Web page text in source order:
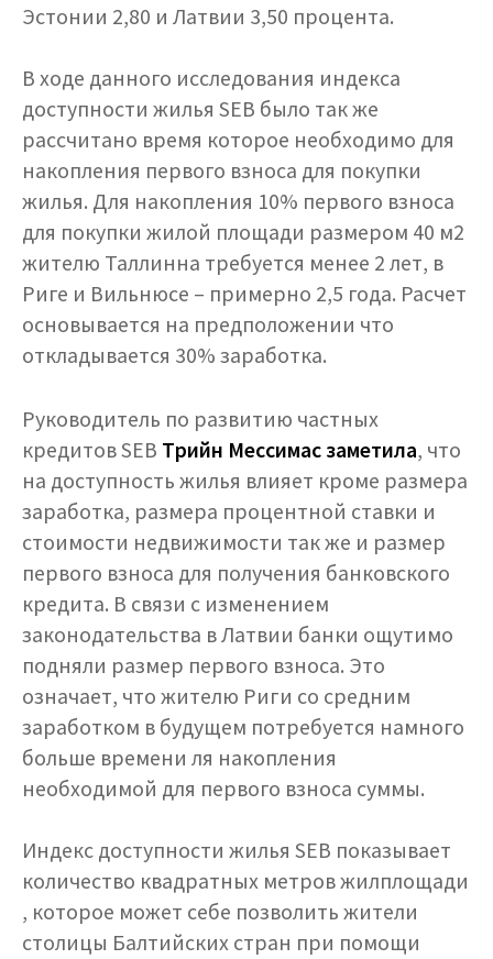
Эстонии 2,80 и Латвии 3,50 процента.
В ходе данного исследования индекса
доступности жилья SEB было так же
рассчитано время которое необходимо для
накопления первого взноса для покупки
жилья. Для накопления 10% первого взноса
для покупки жилой площади размером 40 м2
жителю Таллинна требуется менее 2 лет, в
Риге и Вильнюсе – примерно 2,5 года. Расчет
основывается на предположении что
откладывается 30% заработка.
Руководитель по развитию частных
кредитов SEB Tрийн Мессимас заметила, что
на доступность жилья влияет кроме размера
заработка, размера процентной ставки и
стоимости недвижимости так же и размер
первого взноса для получения банковского
кредита. В связи с изменением
законодательства в Латвии банки ощутимо
подняли размер первого взноса. Это
означает, что жителю Риги со средним
заработком в будущем потребуется намного
больше времени ля накопления
необходимой для первого взноса суммы.
Индекс доступности жилья SEB показывает
количество квадратных метров жилплощади
, которое может себе позволить жители
столицы Балтийских стран при помощи